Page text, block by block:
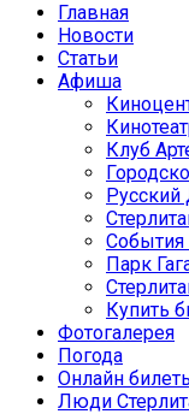
Главная
Новости
Статьи
Афиша
Клуб
Русский
События
Парк
Купить
Фотогалерея
Погода
Онлайн
Люди